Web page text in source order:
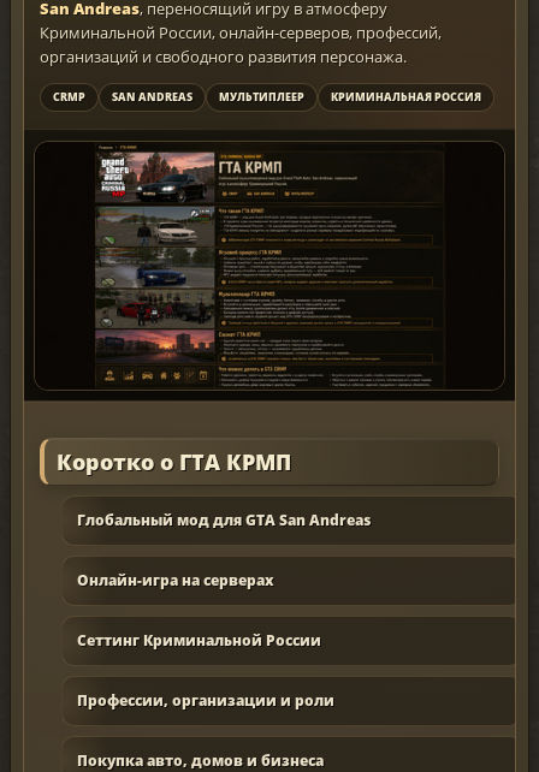
San Andreas, переносящий игру в атмосферу
Криминальной России, онлайн-серверов, профессий,
организаций и свободного развития персонажа.
CRMP SAN ANDREAS МУЛЬТИПЛЕЕР КРИМИНАЛЬНАЯ РОССИЯ
Коротко о ГТА КРМП
Глобальный мод для GTA San Andreas
Онлайн-игра на серверах
Сеттинг Криминальной России
Профессии, организации и роли
Покупка авто, домов и бизнеса